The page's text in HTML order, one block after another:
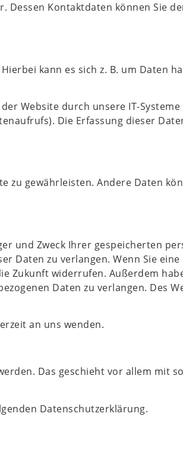
Kontaktdaten können Sie
kann es sich z. B. um Daten
Website durch unsere IT-
Die Erfassung dieser
gewährleisten. Andere Daten
und Zweck Ihrer gespeicherten
Daten zu verlangen. Wenn Sie
Zukunft widerrufen. Außerdem
Daten zu verlangen. Des
an uns wenden.
Das geschieht vor allem mit
Datenschutzerklärung.